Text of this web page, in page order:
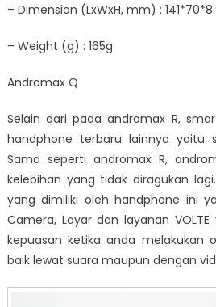
– Dimension (LxWxH, mm) :
– Weight (g) : 165g
Andromax Q
Selain dari pada andromax R,
handphone terbaru lainnya yaitu
Sama seperti andromax R,
kelebihan yang tidak diragukan
yang dimiliki oleh handphone ini
Camera, Layar dan layanan
kepuasan ketika anda melakukan
baik lewat suara maupun dengan